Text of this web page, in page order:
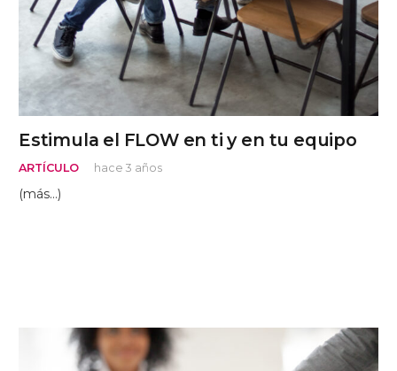
Estimula el FLOW en ti y en tu equipo
ARTÍCULO hace 3 años
(más…)